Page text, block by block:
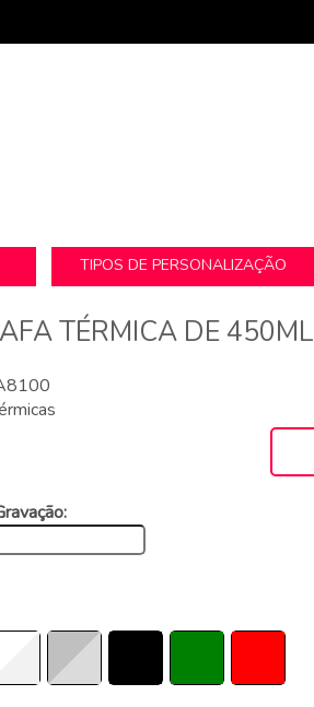
TIPOS DE PERSONALIZAÇÃO
TÉRMICA DE 450ML